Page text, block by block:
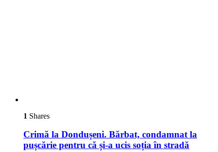
1 Shares
Crimă la Dondușeni. Bărbat, condamnat la
pușcărie pentru că și-a ucis soția în stradă